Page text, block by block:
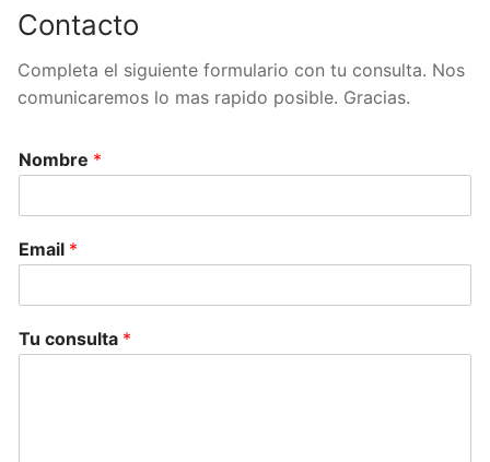
Contacto
Completa el siguiente formulario con tu consulta. Nos
comunicaremos lo mas rapido posible. Gracias.
Nombre *
Email *
Tu consulta *